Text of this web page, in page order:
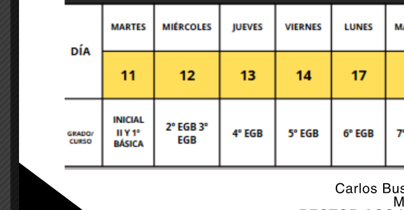
Save my name, email, and website in this browser for the next time I comment.